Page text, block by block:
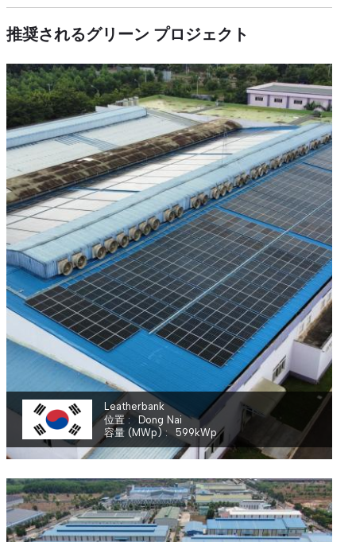
推奨されるグリーン プロジェクト
Leatherbank
位置
Dong Nai
容量 (MWp)
599 kWp